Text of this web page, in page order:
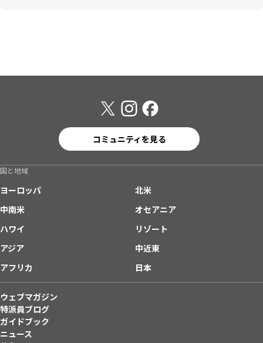
コミュニティを見る
国と地域
ヨーロッパ
北米
中南米
オセアニア
ハワイ
リゾート
アジア
中近東
アフリカ
日本
ウェブマガジン
特派員ブログ
ガイドブック
ニュース